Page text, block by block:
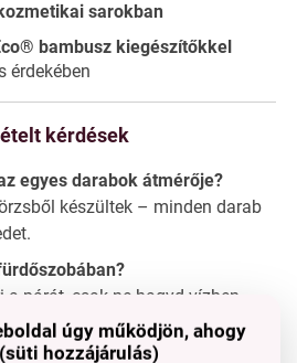
sarokban
bambusz kiegészítőkkel
érdekében
kérdések
egyes darabok átmérője?
készültek – minden darab
a párát, csak ne hagyd vízben
úgy működjön, ahogy
hozzájárulás)